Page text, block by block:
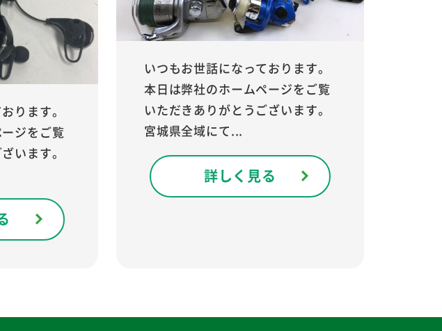
ります。
ジをご覧
います。
いつもお世話になっております。
本日は弊社のホームページをご覧
いただきありがとうございます。
宮城県全域にて...
詳しく見る